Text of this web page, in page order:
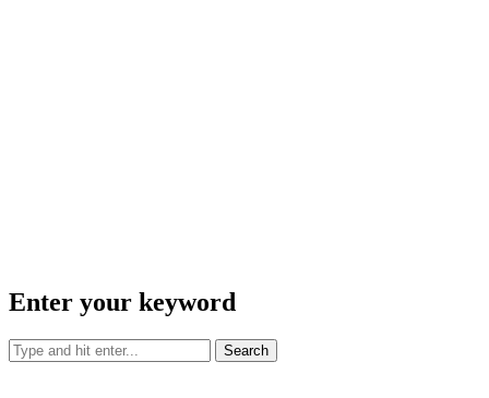
Enter your keyword
Search